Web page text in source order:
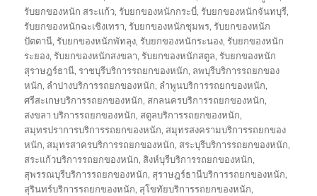
รับยกของหนัก สระแก้ว,รับยกของหนักกระบี่,รับยกของหนักจันทบุรี,
รับยกของหนักฉะเชิงเทรา,รับยกของหนักชุมพร,รับยกของหนัก
ปัตตานี,รับยกของหนักพัทลุง,รับยกของหนักระนอง,รับยกของหนัก
ระยอง,รับยกของหนักสงขลา,รับยกของหนักสตูล,รับยกของหนัก
สุราษฎร์ธานี,ราชบุรีบริการรถยกของหนัก, ลพบุรีบริการรถยกของ
หนัก, ลำปางบริการรถยกของหนัก, ลำพูนบริการรถยกของหนัก,
ศรีสะเกษบริการรถยกของหนัก, สกลนครบริการรถยกของหนัก,
สงขลา บริการรถยกของหนัก, สตูลบริการรถยกของหนัก,
สมุทรปราการบริการรถยกของหนัก, สมุทรสงครามบริการรถยกของ
หนัก, สมุทรสาครบริการรถยกของหนัก, สระบุรีบริการรถยกของหนัก,
สระแก้วบริการรถยกของหนัก, สิงห์บุรีบริการรถยกของหนัก,
สุพรรณบุรีบริการรถยกของหนัก, สุราษฎร์ธานีบริการรถยกของหนัก,
สุรินทร์บริการรถยกของหนัก, สุโขทัยบริการรถยกของหนัก,